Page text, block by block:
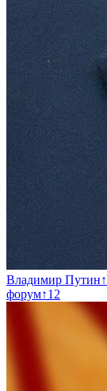
Владимир Путин↑
форум↑12